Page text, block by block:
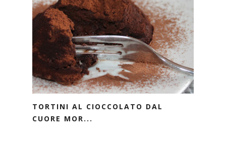
TORTINI AL CIOCCOLATO DAL
CUORE MOR...